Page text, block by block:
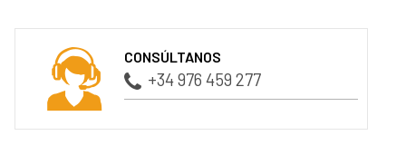
CONSÚLTANOS
+34 976 459 277